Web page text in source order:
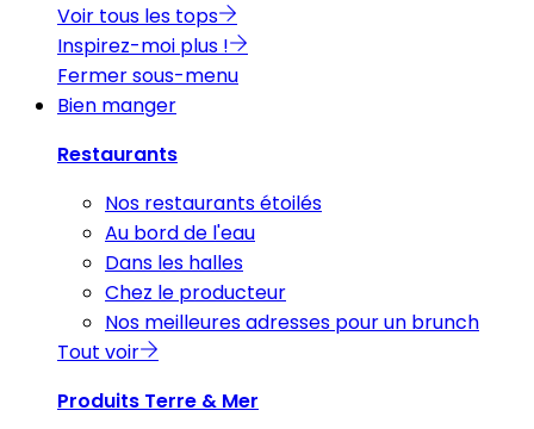
Voir tous les tops
Inspirez-moi plus !
Fermer sous-menu
Bien manger
Restaurants
Nos restaurants étoilés
Au bord de l'eau
Dans les halles
Chez le producteur
Nos meilleures adresses pour un brunch
Tout voir
Produits Terre & Mer